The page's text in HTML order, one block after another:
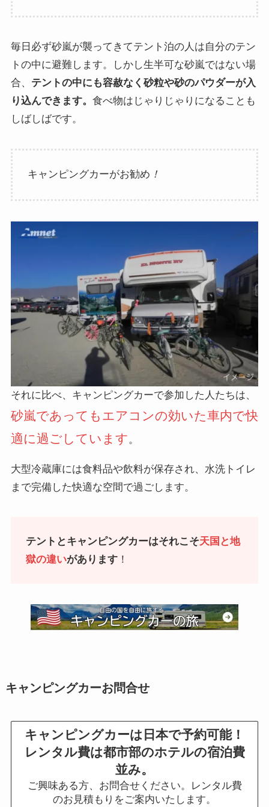
毎日必ず砂嵐が襲ってきてテント泊の人は自分のテン
トの中に避難します。しかし生半可な砂嵐ではない場
合、 テントの中にも容赦なく砂粒や砂のパウダーが入
り込んできます。 食べ物はじゃりじゃりになることも
しばしばです。
キャンピングカーがお勧め ！
それに比べ、キャンピングカーで参加した人たちは、
砂嵐であってもエアコンの効いた車内で快
適に過ごしています。
大型冷蔵庫には食料品や飲料が保存され、水洗トイレ
まで完備した快適な空間で過ごします。
テントとキャンピングカーはそれこそ天国と地
獄の違いがあります ！
キャンピングカーお問合せ
キャンピングカーは日本で予約可能！
レンタル費は都市部のホテルの宿泊費
並み。
ご興味ある方、お問合せください。レンタル費
のお見積もりをご案内いたします。